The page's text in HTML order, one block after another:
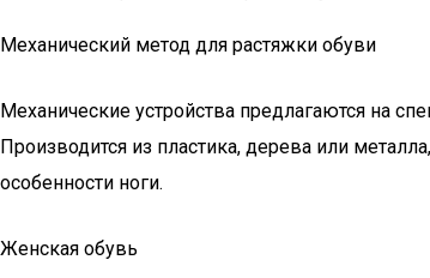
Механический метод для растяжки обуви
Механические устройства предлагаются на
Производится из пластика, дерева или
особенности ноги.
Женская обувь